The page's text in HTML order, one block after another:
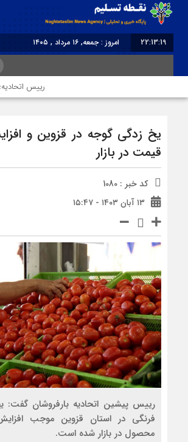
22:13:19
امروز : جمعه, ۱۶ مرداد , ۱۴۰۵
رییس اتحادیه:
یخ زدگی گوجه در قزوین و
قیمت در بازار
کد خبر : 1080
۱۳ آبان ۱۴۰۳ - ۱۵:۴۷
رییس پیشین اتحادیه بارفروشان گفت:
فرنگی در استان قزوین موجب
محصول در بازار شده است.